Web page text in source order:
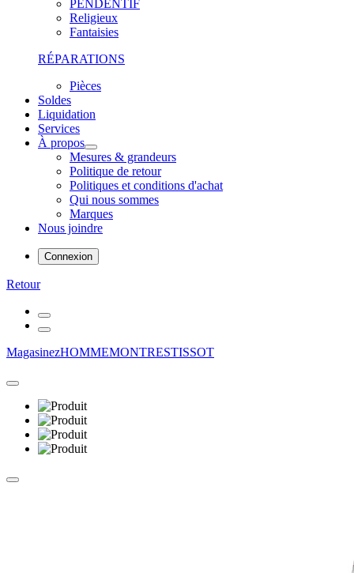
PENDENTIF
Religieux
Fantaisies
RÉPARATIONS
Pièces
Soldes
Liquidation
Services
À propos
Mesures & grandeurs
Politique de retour
Politiques et conditions d'achat
Qui nous sommes
Marques
Nous joindre
Connexion
Retour
MagasinezHOMMEMONTRESTISSOT